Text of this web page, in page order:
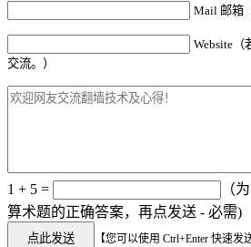
Mail 邮箱
Website（
交流。）
1 + 5 =
（
算术题的正确答案，再点发送 - 必需)
【您可以使用 Ctrl+Enter 快速发